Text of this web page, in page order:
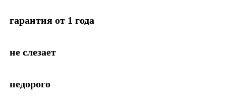
гарантия от 1 года
не слезает
недорого